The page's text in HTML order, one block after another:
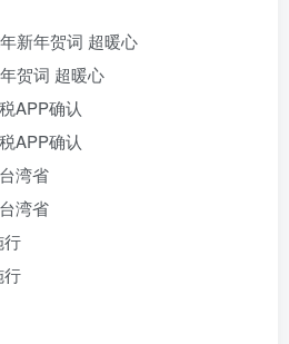
新年贺词 超暖心
贺词 超暖心
APP确认
APP确认
湾省
湾省
行
行